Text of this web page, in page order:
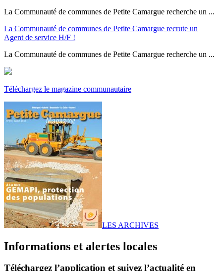
La Communauté de communes de Petite Camargue recherche un ...
La Communauté de communes de Petite Camargue recrute un
Agent de service H/F !
La Communauté de communes de Petite Camargue recherche un ...
Téléchargez le magazine communautaire
LES ARCHIVES
Informations et alertes locales
Téléchargez l’application et suivez l’actualité en